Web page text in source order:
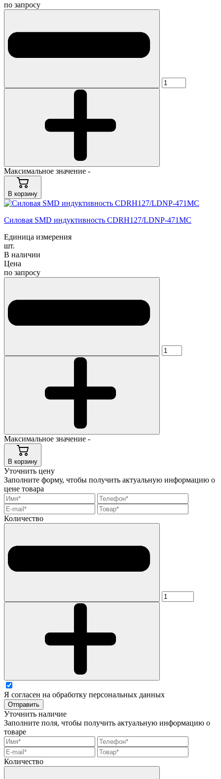
по запросу
Максимальное значение -
В корзину
Силовая SMD индуктивность CDRH127/LDNP-471MC
Единица измерения
шт.
В наличии
Цена
по запросу
Максимальное значение -
В корзину
Уточнить цену
Заполните форму, чтобы получить актуальную информацию о
цене товара
Количество
Я согласен на обработку персональных данных
Отправить
Уточнить наличие
Заполните поля, чтобы получить актуальную информацию о
товаре
Количество